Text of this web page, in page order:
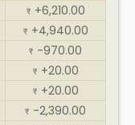
₹ +6,210.00
₹ +4,940.00
₹ -970.00
₹ +20.00
₹ +20.00
₹ -2,390.00